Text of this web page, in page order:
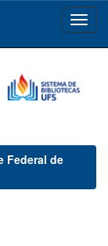
Federal de